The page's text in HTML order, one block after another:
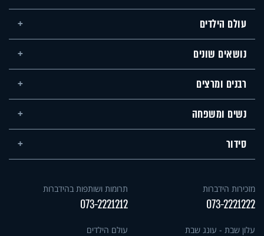
עולם הילדים
נושאים שונים
רבנים ומרצים
נשים ומשפחה
סידור
מזכירות הידברות
073-2221222
תרומות ושותפות בהידברות
073-2221212
עלון שבת - עונג שבת עולם הילדים